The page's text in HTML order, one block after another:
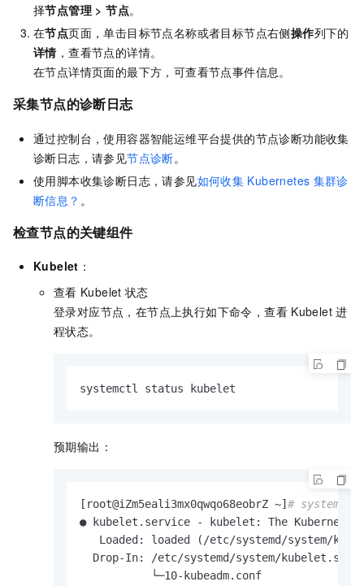
择节点管理 >节点。
在节点页面，单击目标节点名称或者目标节点右侧操作列下的
详情，查看节点的详情。
在节点详情页面的最下方，可查看节点事件信息。
采集节点的诊断日志
通过控制台，使用容器智能运维平台提供的节点诊断功能收集
诊断日志，请参见节点诊断。
使用脚本收集诊断日志，请参见如何收集 Kubernetes 集群诊
断信息？ 。
检查节点的关键组件
Kubelet ：
查看 Kubelet 状态
登录对应节点，在节点上执行如下命令，查看 Kubelet 进
程状态。
systemctl status kubelet
预期输出：
[root@iZm5eali3mx0qwqo68eobrZ ~] #
● kubelet.service - kubelet: The Kubernetes
Loaded: loaded (/etc/systemd/system/
Drop-In: /etc/systemd/system/
           └─10-kubeadm.conf